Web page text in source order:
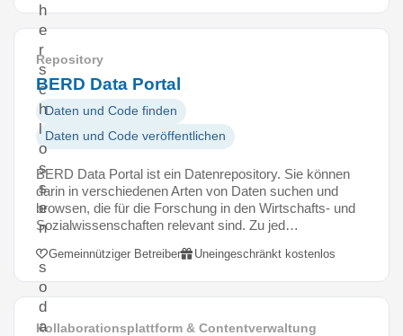
h
e
r
s
c
h
l
o
s
s
e
n
,
s
o
d
a
Repository
BERD Data Portal
Daten und Code finden
Daten und Code veröffentlichen
BERD Data Portal ist ein Datenrepository. Sie können
darin in verschiedenen Arten von Daten suchen und
browsen, die für die Forschung in den Wirtschafts- und
Sozialwissenschaften relevant sind. Zu jed…
Gemeinnütziger Betreiber Uneingeschränkt kostenlos
Kollaborationsplattform & Contentverwaltung